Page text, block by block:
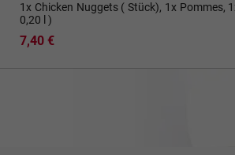
1x Chicken Nuggets ( Stück), 1x Pommes,
0,20 l )
7,40 €